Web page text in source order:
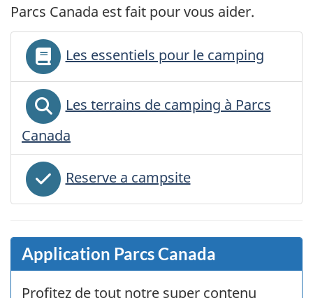
Parcs Canada est fait pour vous aider.
Les essentiels pour le camping
Les terrains de camping à Parcs
Canada
Reserve a campsite
Application Parcs Canada
Profitez de tout notre super contenu